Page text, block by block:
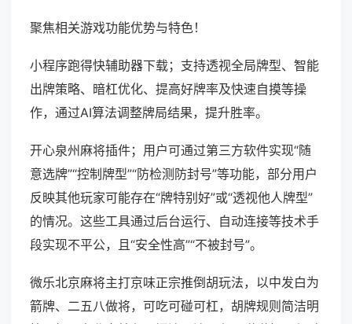
聚焦相关游戏功能优势与特色！
小程序跑得快辅助器下载；支持透视全局牌型、智能
出牌策略、暗杠优化、提高好牌率及快速自摸等操
作，通过AI算法调整牌局结果，提升胜率。
开心泉州麻将插件；用户可通过第三方软件实现“随
意选牌”“控制牌型”“防检测防封号”等功能，部分用户
反映其他玩家可能存在“牌特别好”或“透视他人牌型”
的情况。这些工具通过后台运行、自动连接等技术手
段实现不平公，且“安全性高”“不被封号”。
微乐北京麻将主打京味正宗推倒胡玩法，以中发白为
箭牌、二五八做将，可吃可碰可杠，胡牌规则简洁明